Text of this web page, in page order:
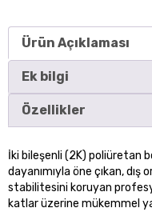
Ürün Açıklaması
Ek bilgi
Özellikler
İki bileşenli (2K) poliüretan
dayanımıyla öne çıkan, dış
stabilitesini koruyan
katlar üzerine mükemmel